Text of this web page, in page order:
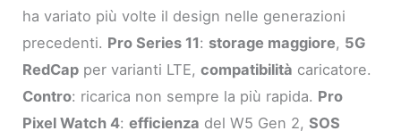
ha variato più volte il design nelle generazioni
precedenti. Pro Series 11: storage maggiore, 5G
RedCap per varianti LTE,compatibilità caricatore.
Contro: ricarica non sempre la più rapida. Pro
Pixel Watch 4:efficienza del W5 Gen 2,SOS